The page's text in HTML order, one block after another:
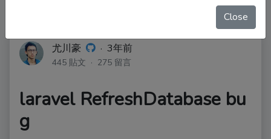
尤川豪 · 3年前
445 貼文 · 275 留言
laravel RefreshDatabase bu
g
Close